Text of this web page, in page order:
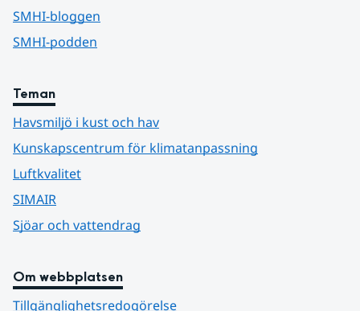
SMHI-bloggen
SMHI-podden
Teman
Havsmiljö i kust och hav
Kunskapscentrum för klimatanpassning
Luftkvalitet
SIMAIR
Sjöar och vattendrag
Om webbplatsen
Tillgänglighetsredogörelse